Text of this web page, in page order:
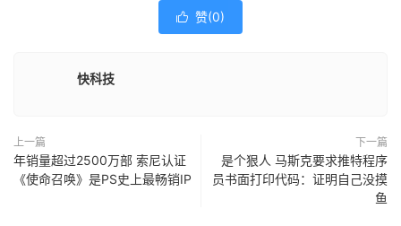
 赞(0)
快科技
上一篇
年销量超过2500万部 索尼认证
《使命召唤》是PS史上最畅销IP
下一篇
是个狠人 马斯克要求推特程序
员书面打印代码：证明自己没摸
鱼